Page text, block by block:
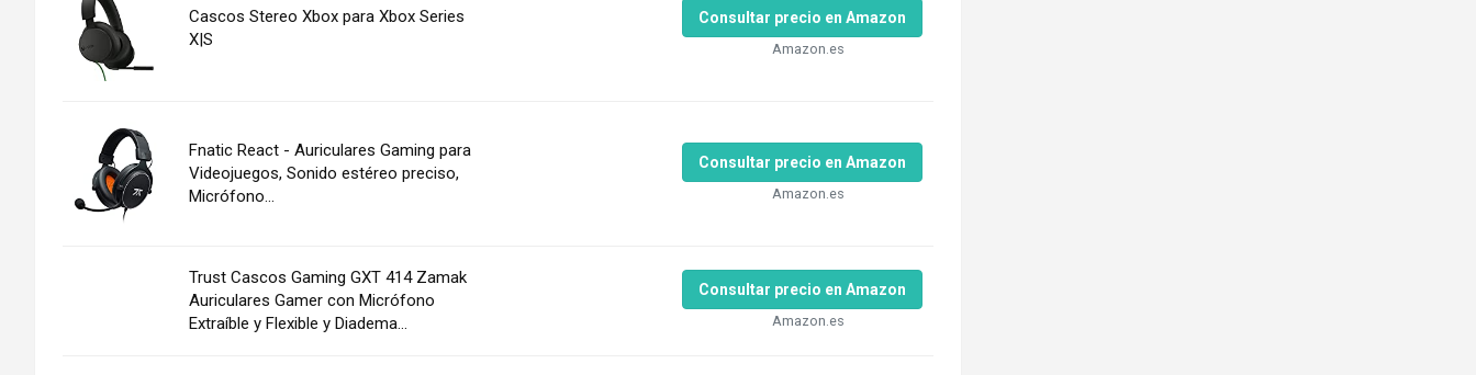
Cascos Stereo Xbox para Xbox Series
X|S
Consultar precio en Amazon
Amazon.es
Fnatic React - Auriculares Gaming para
Videojuegos, Sonido estéreo preciso,
Micrófono...
Consultar precio en Amazon
Amazon.es
Trust Cascos Gaming GXT 414 Zamak
Auriculares Gamer con Micrófono
Extraíble y Flexible y Diadema...
Consultar precio en Amazon
Amazon.es